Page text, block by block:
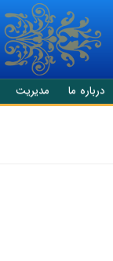
درباره ما مدیریت